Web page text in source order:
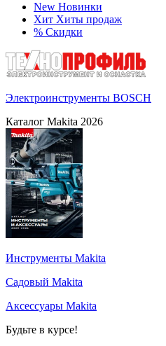
New Новинки
Хит Хиты продаж
% Скидки
Электроинструменты BOSCH
Каталог Makita 2026
Инструменты Makita
Садовый Makita
Аксессуары Makita
Будьте в курсе!